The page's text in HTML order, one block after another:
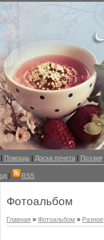
Помощь | Доска почета| Поэзия
| RSS
Фотоальбом
Главная » Фотоальбом » Разное